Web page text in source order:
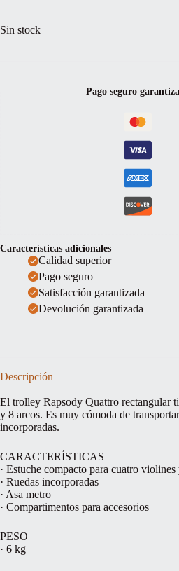
Sin stock
Pago seguro
Características adicionales
Calidad superior
Pago seguro
Satisfacción garantizada
Devolución garantizada
Descripción
El trolley Rapsody Quattro rectangular
y 8 arcos. Es muy cómoda de
incorporadas.
CARACTERÍSTICAS
· Estuche compacto para cuatro
· Ruedas incorporadas
· Asa metro
· Compartimentos para accesorios
PESO
· 6 kg